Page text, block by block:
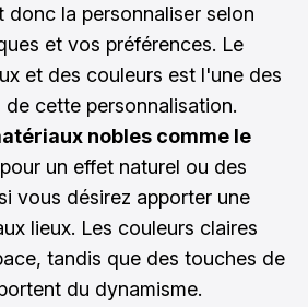
donc la personnaliser selon
et vos préférences. Le
et des couleurs est l'une des
de cette personnalisation.
nobles comme le
pour un effet naturel ou des
vous désirez apporter une
lieux. Les couleurs claires
tandis que des touches de
du dynamisme.